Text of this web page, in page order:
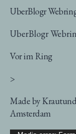
UberBlogr
UberBlogr
Vor im Ring
>
Made by
Amsterdam